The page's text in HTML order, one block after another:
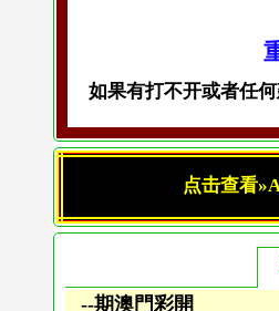
如果有打不开或者任
点击查看